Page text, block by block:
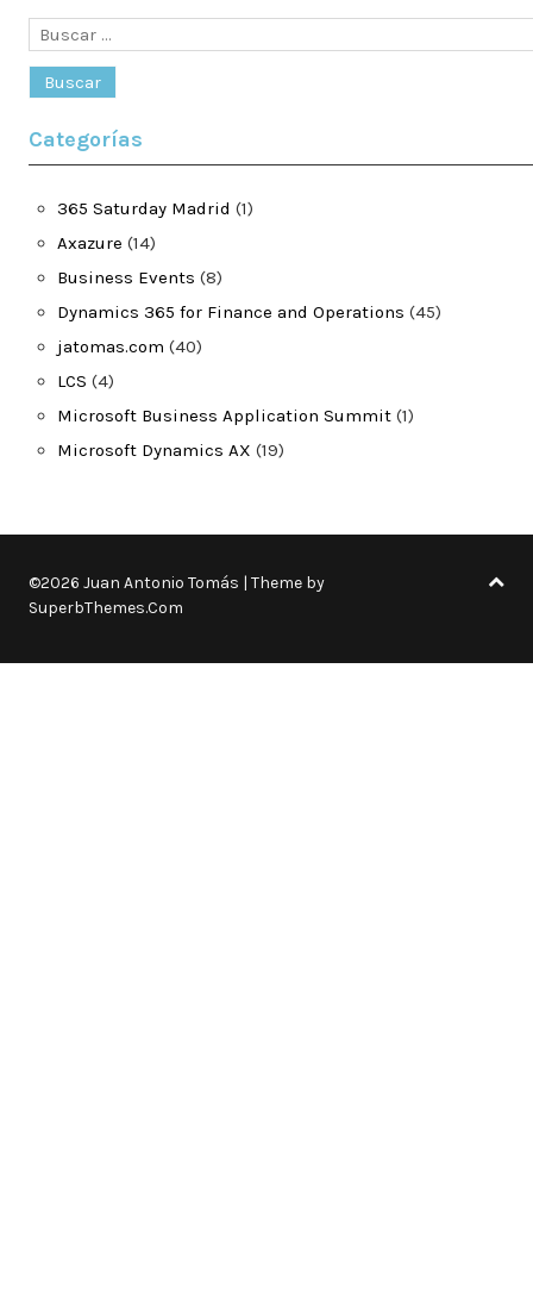
Buscar:
Categorías
365 Saturday Madrid (1)
Axazure (14)
Business Events (8)
Dynamics 365 for Finance and Operations (45)
jatomas.com (40)
LCS (4)
Microsoft Business Application Summit (1)
Microsoft Dynamics AX (19)
©2026 Juan Antonio Tomás | Theme by
SuperbThemes.Com